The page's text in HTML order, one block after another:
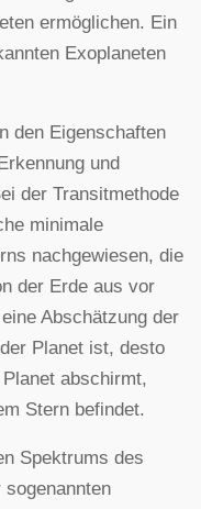
ermöglichen. Ein
Exoplaneten
den Eigenschaften
und
der Transitmethode
minimale
nachgewiesen, die
der Erde aus vor
Abschätzung der
Planet ist, desto
abschirmt,
Stern befindet.
Spektrums des